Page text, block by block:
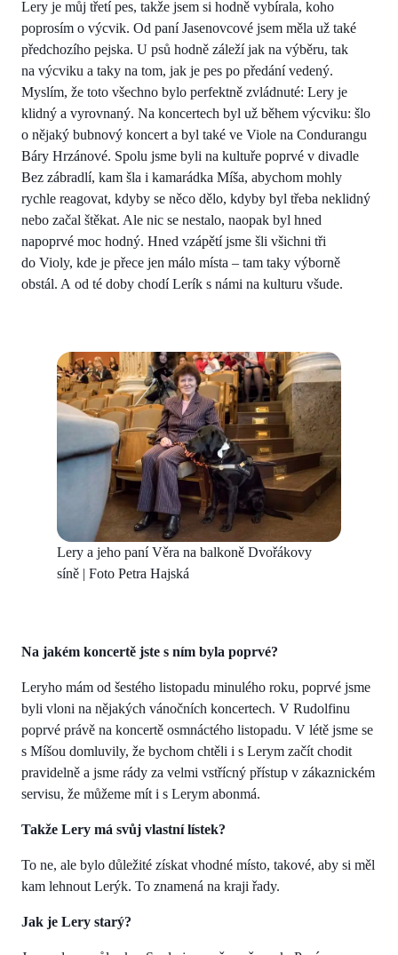
Lery je můj třetí pes, takže jsem si hodně vybírala, koho
poprosím o výcvik. Od paní Jasenovcové jsem měla už také
předchozího pejska. U psů hodně záleží jak na výběru, tak
na výcviku a taky na tom, jak je pes po předání vedený.
Myslím, že toto všechno bylo perfektně zvládnuté: Lery je
klidný a vyrovnaný. Na koncertech byl už během výcviku: šlo
o nějaký bubnový koncert a byl také ve Viole na Condurangu
Báry Hrzánové. Spolu jsme byli na kultuře poprvé v divadle
Bez zábradlí, kam šla i kamarádka Míša, abychom mohly
rychle reagovat, kdyby se něco dělo, kdyby byl třeba neklidný
nebo začal štěkat. Ale nic se nestalo, naopak byl hned
napoprvé moc hodný. Hned vzápětí jsme šli všichni tři
do Violy, kde je přece jen málo místa – tam taky výborně
obstál. A od té doby chodí Lerík s námi na kulturu všude.
Lery a jeho paní Věra na balkoně Dvořákovy
síně | Foto Petra Hajská
Na jakém koncertě jste s ním byla poprvé?
Leryho mám od šestého listopadu minulého roku, poprvé jsme
byli vloni na nějakých vánočních koncertech. V Rudolfinu
poprvé právě na koncertě osmnáctého listopadu. V létě jsme se
s Míšou domluvily, že bychom chtěli i s Lerym začít chodit
pravidelně a jsme rády za velmi vstřícný přístup v zákaznickém
servisu, že můžeme mít i s Lerym abonmá.
Takže Lery má svůj vlastní lístek?
To ne, ale bylo důležité získat vhodné místo, takové, aby si měl
kam lehnout Lerýk. To znamená na kraji řady.
Jak je Lery starý?